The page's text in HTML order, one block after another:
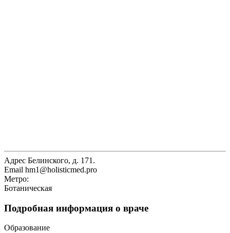
Адрес Белинского, д. 171.
Email hm1@holisticmed.pro
Метро:
Ботаническая
Подробная информация о враче
Образование